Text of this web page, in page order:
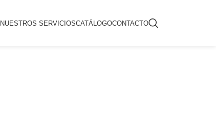
NUESTROS SERVICIOSCATÁLOGOCONTACTO